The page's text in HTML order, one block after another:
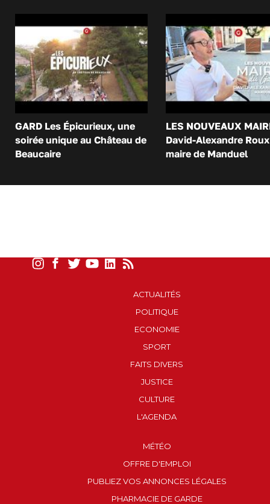
GARD Les Épicurieux, une
soirée unique au Château de
Beaucaire
LES NOUVEAUX
David-Alexandre
maire de Manduel
ACTUALITÉS
POLITIQUE
ECONOMIE
SPORT
FAITS DIVERS
JUSTICE
CULTURE
L'AGENDA
MÉTÉO
OFFRE D'EMPLOI
PUBLIEZ VOS ANNONCES LÉGALES
PHARMACIE DE GARDE